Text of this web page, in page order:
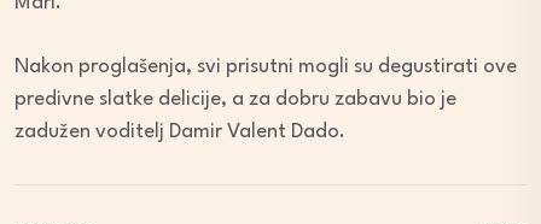
Nakon proglašenja, svi prisutni mogli su degustirati ove
predivne slatke delicije, a za dobru zabavu bio je
zadužen voditelj Damir Valent Dado.